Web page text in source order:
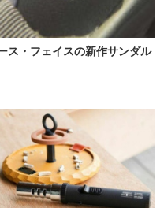
ス・フェイスの新作サンダル